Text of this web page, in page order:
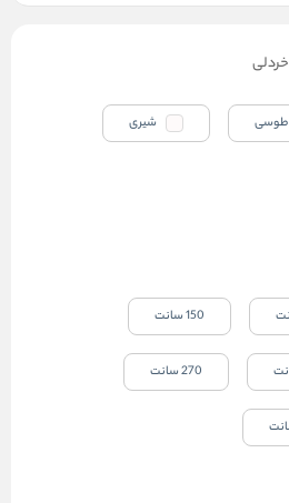
خردلی
طوسی شیری
150 سانت
270 سانت